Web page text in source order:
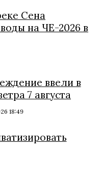
Сена
на ЧЕ-2026 в
ввели в
7 августа
18:49